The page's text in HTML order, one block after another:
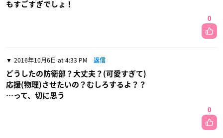
もすごすぎでしょ！
0
2016年10月6日 at 4:33 PM 返信
どうしたの防衛部？大丈夫？(可愛すぎて)
応援(物理)させたいの？むしろするよ？？
…って、切に思う
0